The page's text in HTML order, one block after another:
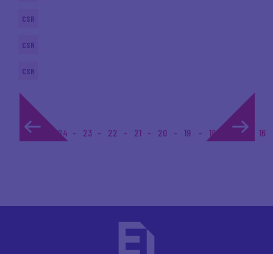
CSR
CSR
CSR
1... 24 23 22 21 20 19 18 16